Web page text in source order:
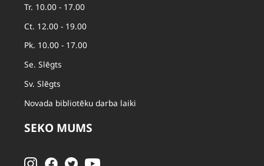
Tr. 10.00 - 17.00
Ct. 12.00 - 19.00
Pk. 10.00 - 17.00
Se. Slēgts
Sv. Slēgts
Novada bibliotēku darba laiki
SEKO MUMS